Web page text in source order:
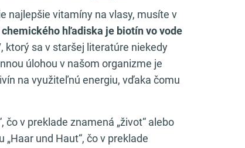
najlepšie vitamíny na vlasy, musíte v
chemického hľadiska je biotín vo vode
ktorý sa v staršej literatúre niekedy
úlohou v našom organizme je
na využiteľnú energiu, vďaka čomu
v preklade znamená „život“ alebo
„Haar und Haut“, čo v preklade